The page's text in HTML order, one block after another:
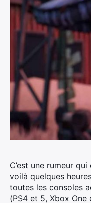
C’est une rumeur
voilà quelques
toutes les consoles
(PS4 et 5, Xbox One